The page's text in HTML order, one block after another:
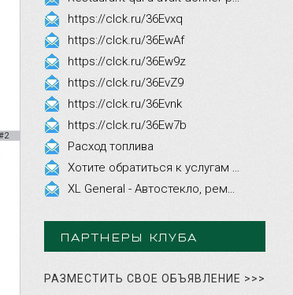
https://clck.ru/36Evxq
https://clck.ru/36EwAf
https://clck.ru/36Ew9z
https://clck.ru/36EvZ9
https://clck.ru/36Evnk
https://clck.ru/36Ew7b
Расход топлива
ПАРТНЕРЫ КЛУБА
РАЗМЕСТИТЬ СВОЕ ОБЪЯВЛЕНИЕ >>>